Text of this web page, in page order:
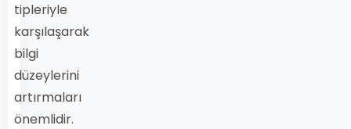
tipleriyle
karşılaşarak
bilgi
düzeylerini
artırmaları
önemlidir.